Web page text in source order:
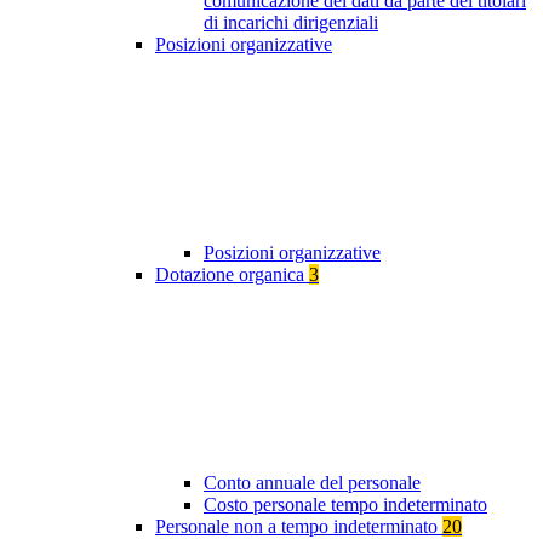
di incarichi dirigenziali
Posizioni organizzative
Posizioni organizzative
Dotazione organica 3
Conto annuale del personale
Costo personale tempo indeterminato
Personale non a tempo indeterminato 20